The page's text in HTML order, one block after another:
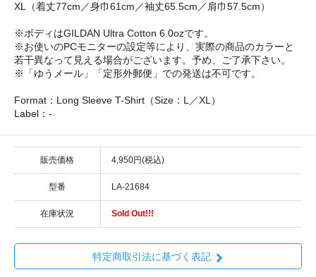
XL（着丈77cm／身巾61cm／袖丈65.5cm／肩巾57.5cm）
※ボディはGILDAN Ultra Cotton 6.0ozです。
※お使いのPCモニターの設定等により、実際の商品のカラーと
若干異なって見える場合がございます。予め、ご了承下さい。
※「ゆうメール」「定形外郵便」での発送は不可です。
Format：Long Sleeve T-Shirt（Size：L／XL）
Label：-
販売価格 4,950円(税込)
型番 LA-21684
在庫状況 Sold Out!!!
特定商取引法に基づく表記